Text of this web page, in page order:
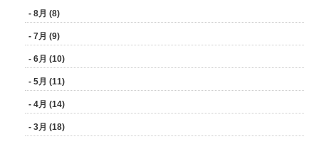
- 8月 (8)
- 7月 (9)
- 6月 (10)
- 5月 (11)
- 4月 (14)
- 3月 (18)